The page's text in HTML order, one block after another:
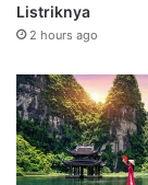
Listriknya
2 hours ago